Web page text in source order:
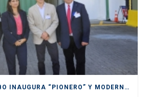
PUERTO COLUMBO INAUGURA “PIONERO” Y MODERNO SITIO DE INSPECCIÓN SAG EN SAN ANTONIO